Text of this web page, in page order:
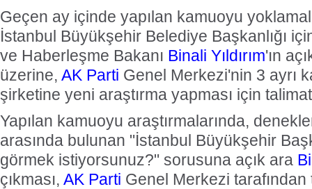
Geçen ay içinde yapılan kamuoyu
İstanbul Büyükşehir Belediye Başkanlığı
ve Haberleşme Bakanı Binali Yıldırım'ın
üzerine, AK Parti Genel Merkezi'nin 3 ayrı
şirketine yeni araştırma yapması için
Yapılan kamuoyu araştırmalarında,
arasında bulunan "İstanbul Büyükşehir
görmek istiyorsunuz?" sorusuna açık ara
çıkması, AK Parti Genel Merkezi